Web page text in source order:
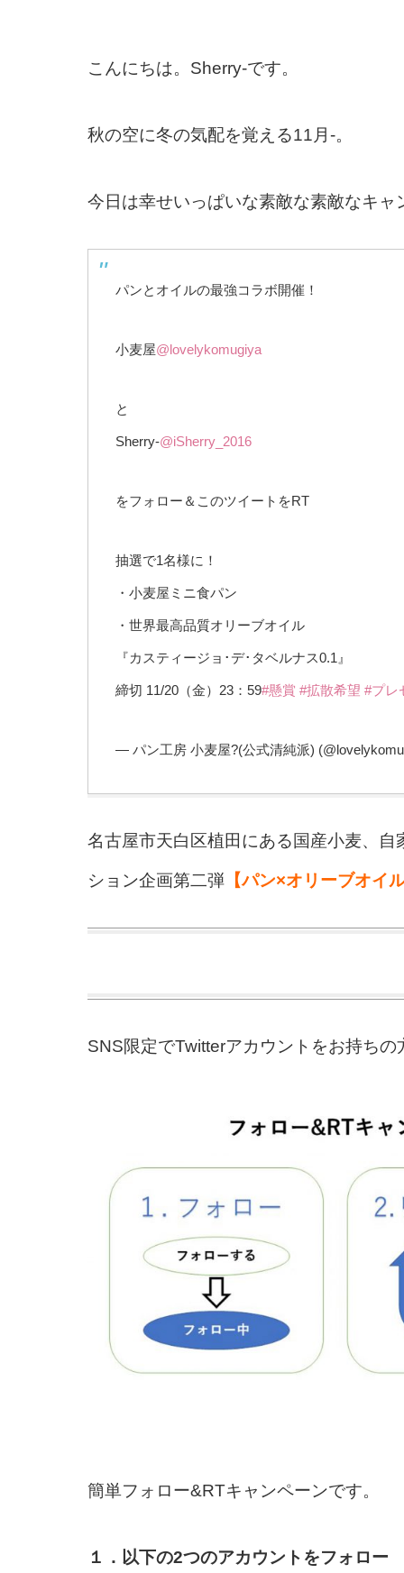
こんにちは。Sherry-です。
秋の空に冬の気配を覚える11月-。
今日は幸せいっぱいな素敵な素敵なキャ
パンとオイルの最強コラボ開催！
小麦屋@lovelykomugiya
と
Sherry-@iSherry_2016
をフォロー＆このツイートをRT
抽選で1名様に！
・小麦屋ミニ食パン
・世界最高品質オリーブオイル
『カスティージョ･デ･タベルナス0.1』
締切 11/20（金）23：59#懸賞 #拡散希望 #プレ
— パン工房 小麦屋?(公式清純派)
名古屋市天白区植田にある国産小麦、
ション企画第二弾 【パン×オリーブオイ
SNS限定でTwitterアカウントをお持ち
簡単フォロー&RTキャンペーンです。
１．以下の2つのアカウントをフォロー